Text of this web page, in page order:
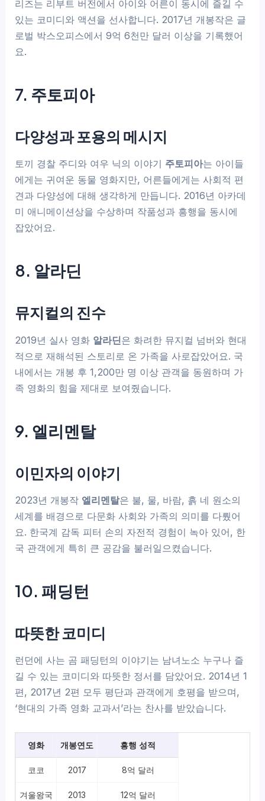
리즈는 리부트 버전에서 아이와 어른이 동시에 즐길 수
있는 코미디와 액션을 선사합니다. 2017년 개봉작은 글
로벌 박스오피스에서 9억 6천만 달러 이상을 기록했어
요.
7. 주토피아
다양성과 포용의 메시지
토끼 경찰 주디와 여우 닉의 이야기 주토피아는 아이들
에게는 귀여운 동물 영화지만, 어른들에게는 사회적 편
견과 다양성에 대해 생각하게 만듭니다. 2016년 아카데
미 애니메이션상을 수상하며 작품성과 흥행을 동시에
잡았어요.
8. 알라딘
뮤지컬의 진수
2019년 실사 영화 알라딘은 화려한 뮤지컬 넘버와 현대
적으로 재해석된 스토리로 온 가족을 사로잡았어요. 국
내에서는 개봉 후 1,200만 명 이상 관객을 동원하며 가
족 영화의 힘을 제대로 보여줬습니다.
9. 엘리멘탈
이민자의 이야기
2023년 개봉작 엘리멘탈은 불, 물, 바람, 흙 네 원소의
세계를 배경으로 다문화 사회와 가족의 의미를 다뤘어
요. 한국계 감독 피터 손의 자전적 경험이 녹아 있어, 한
국 관객에게 특히 큰 공감을 불러일으켰습니다.
10. 패딩턴
따뜻한 코미디
런던에 사는 곰 패딩턴의 이야기는 남녀노소 누구나 즐
길 수 있는 코미디와 따뜻한 정서를 담았어요. 2014년 1
편, 2017년 2편 모두 평단과 관객에게 호평을 받으며,
‘현대의 가족 영화 교과서’라는 찬사를 받았습니다.
영화 개봉연도 흥행 성적
코코 2017 8억 달러
겨울왕국 2013 12억 달러